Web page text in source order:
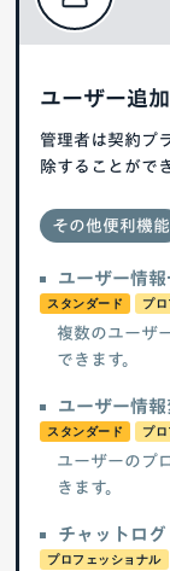
ユーザー追
管理者は契約プ
除することがで
その他便利機能
ユーザー情
スタンダード プ
複数のユーザ
できます。
ユーザー情報
スタンダード プ
ユーザーのプ
きます。
チャットロ
プロフェッショナル